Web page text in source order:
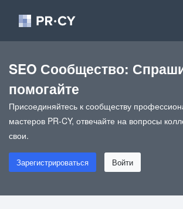
SEO Сообщество:
помогайте
Присоединяйтесь к сообществу
мастеров PR-CY, отвечайте на вопросы
свои.
Зарегистрироваться Войти